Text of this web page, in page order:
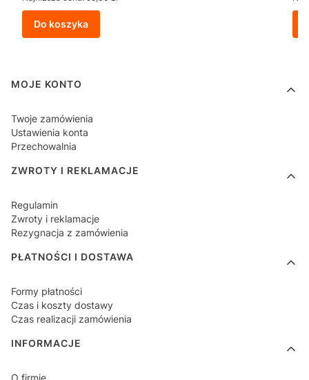
Do koszyka
Linki w stopce
MOJE KONTO
Twoje zamówienia
Ustawienia konta
Przechowalnia
ZWROTY I REKLAMACJE
Regulamin
Zwroty i reklamacje
Rezygnacja z zamówienia
PŁATNOŚCI I DOSTAWA
Formy płatności
Czas i koszty dostawy
Czas realizacji zamówienia
INFORMACJE